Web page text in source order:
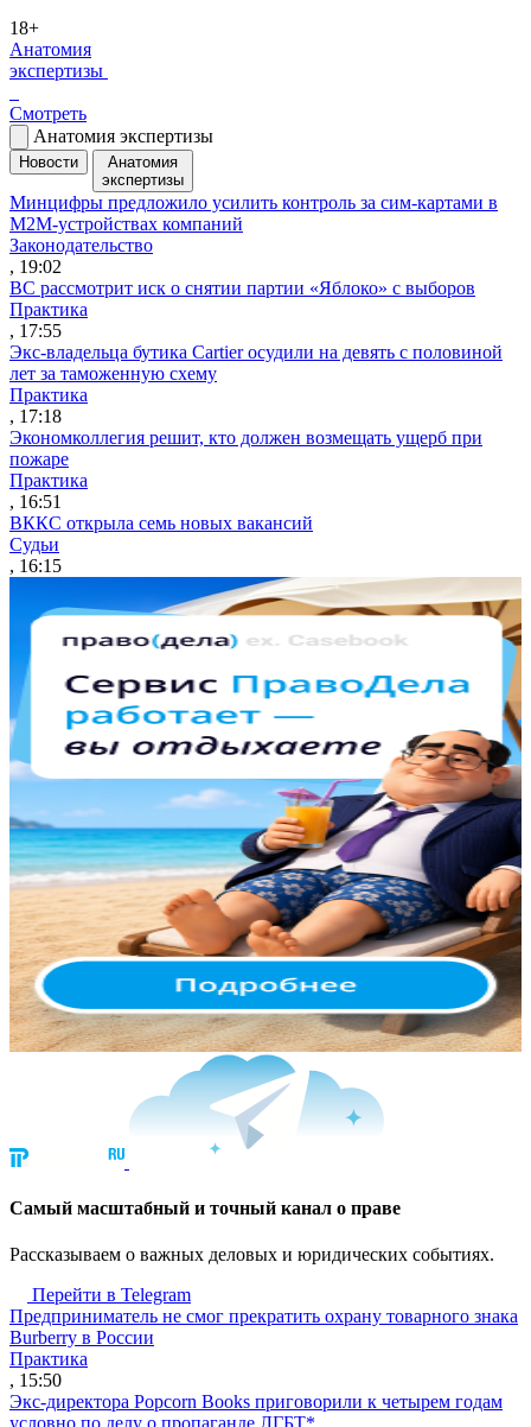
18+
Анатомия
экспертизы
Смотреть
Анатомия экспертизы
Новости
Анатомия
экспертизы
Минцифры предложило усилить контроль за сим-картами в
M2M-устройствах компаний
Законодательство
, 19:02
ВС рассмотрит иск о снятии партии «Яблоко» с выборов
Практика
, 17:55
Экс-владельца бутика Cartier осудили на девять с половиной
лет за таможенную схему
Практика
, 17:18
Экономколлегия решит, кто должен возмещать ущерб при
пожаре
Практика
, 16:51
ВККС открыла семь новых вакансий
Судьи
, 16:15
Cамый масштабный и точный канал о праве
Рассказываем о важных деловых и юридических событиях.
Перейти в Telegram
Предприниматель не смог прекратить охрану товарного знака
Burberry в России
Практика
, 15:50
Экс-директора Popcorn Books приговорили к четырем годам